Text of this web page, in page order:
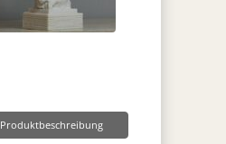
Produktbeschreibung